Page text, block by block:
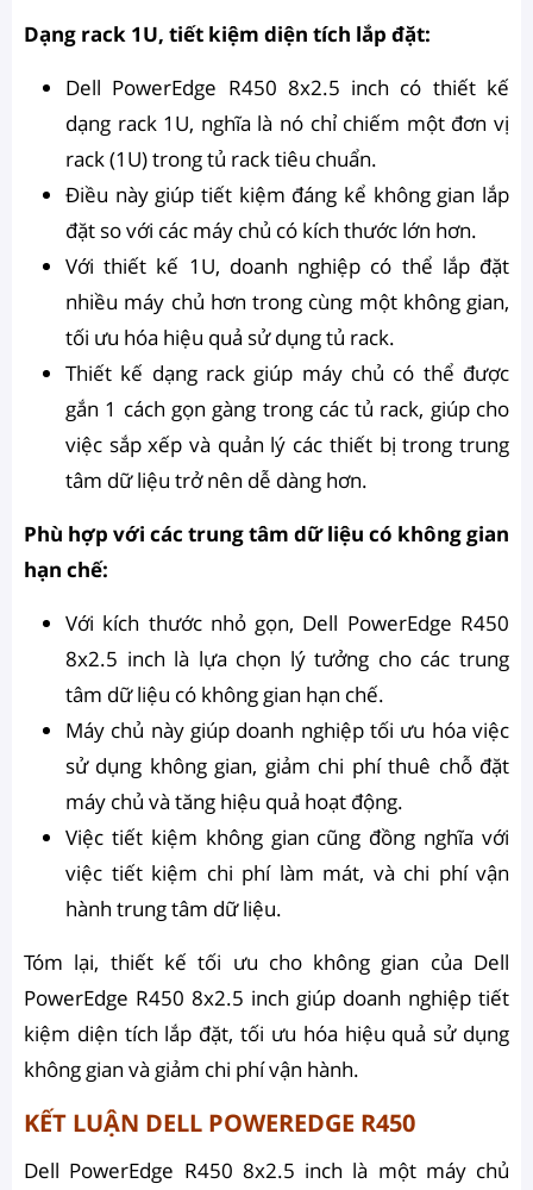
Dạng rack 1U, tiết kiệm diện tích lắp đặt:
Dell PowerEdge R450 8x2.5 inch có thiết kế
dạng rack 1U, nghĩa là nó chỉ chiếm một đơn vị
rack (1U) trong tủ rack tiêu chuẩn.
Điều này giúp tiết kiệm đáng kể không gian lắp
đặt so với các máy chủ có kích thước lớn hơn.
Với thiết kế 1U, doanh nghiệp có thể lắp đặt
nhiều máy chủ hơn trong cùng một không gian,
tối ưu hóa hiệu quả sử dụng tủ rack.
Thiết kế dạng rack giúp máy chủ có thể được
gắn 1 cách gọn gàng trong các tủ rack, giúp cho
việc sắp xếp và quản lý các thiết bị trong trung
tâm dữ liệu trở nên dễ dàng hơn.
Phù hợp với các trung tâm dữ liệu có không gian
hạn chế:
Với kích thước nhỏ gọn, Dell PowerEdge R450
8x2.5 inch là lựa chọn lý tưởng cho các trung
tâm dữ liệu có không gian hạn chế.
Máy chủ này giúp doanh nghiệp tối ưu hóa việc
sử dụng không gian, giảm chi phí thuê chỗ đặt
máy chủ và tăng hiệu quả hoạt động.
Việc tiết kiệm không gian cũng đồng nghĩa với
việc tiết kiệm chi phí làm mát, và chi phí vận
hành trung tâm dữ liệu.
Tóm lại, thiết kế tối ưu cho không gian của Dell
PowerEdge R450 8x2.5 inch giúp doanh nghiệp tiết
kiệm diện tích lắp đặt, tối ưu hóa hiệu quả sử dụng
không gian và giảm chi phí vận hành.
KẾT LUẬN DELL POWEREDGE R450
Dell PowerEdge R450 8x2.5 inch là một máy chủ